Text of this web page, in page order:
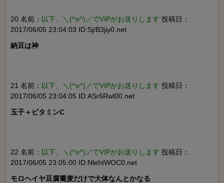
20 名前： 以下、＼(^o^)／でVIPがお送りします 投稿日：
2017/06/05 23:04:03 ID:Sj/B3jiy0.net
納豆は神
21 名前： 以下、＼(^o^)／でVIPがお送りします 投稿日：
2017/06/05 23:04:05 ID:ASr6Rwl00.net
玉子＋ビタミンC
22 名前： 以下、＼(^o^)／でVIPがお送りします 投稿日：
2017/06/05 23:05:00 ID:NlehtWOC0.net
モロヘイヤ豆腐蕎麦だけで大体なんとかなる